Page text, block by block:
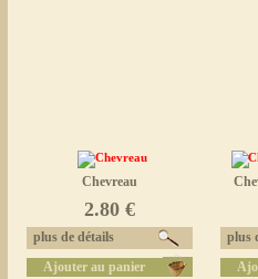
Chevreau
2.80 €
plus de détails
Ajouter au panier
plus